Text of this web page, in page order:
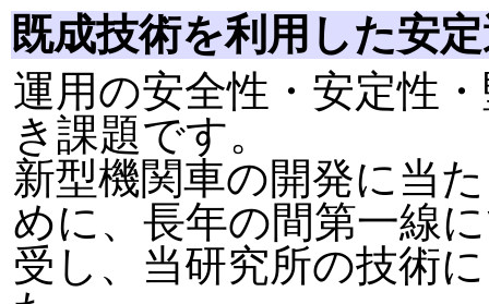
既成技術を利用した安
運用の安全性・安定性
き課題です。
新型機関車の開発に当
めに、長年の間第一線
受し、当研究所の技術